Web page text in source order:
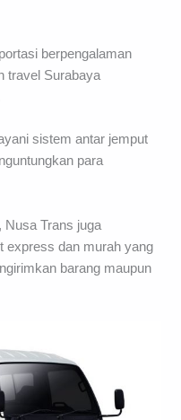
berpengalaman
travel Surabaya
sistem antar jemput
para
Nusa Trans juga
express dan murah yang
barang maupun